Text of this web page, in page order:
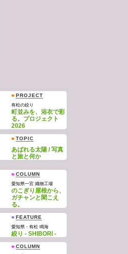
■ PROJECT
有松の絞り
町並みを、浴衣で彩
る。プロジェクト
2026
■ TOPIC
あばれる太陽 / 写真
と旅と何か
■ COLUMN
愛知県一宮 織物工場
のこぎり屋根から、
ガチャンと聞こえ
る。
■ FEATURE
愛知県・有松 鳴海
絞り - SHIBORI -
■ COLUMN